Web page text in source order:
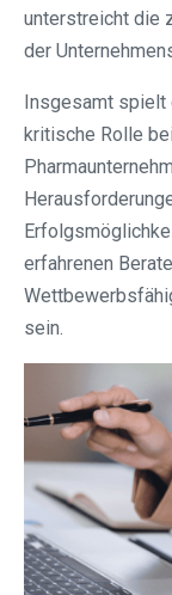
unterstreicht die
der
Insgesamt spielt
kritische Rolle
erfahrenen
sein.